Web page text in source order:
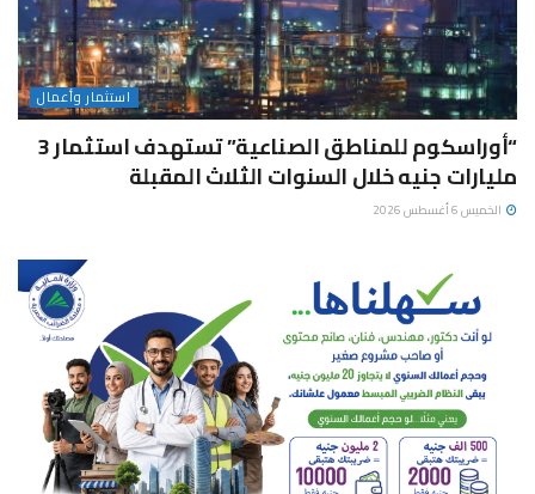
استثمار وأعمال
“أوراسكوم للمناطق الصناعية” تستهدف استثمار 3
مليارات جنيه خلال السنوات الثلاث المقبلة
الخميس 6 أغسطس 2026